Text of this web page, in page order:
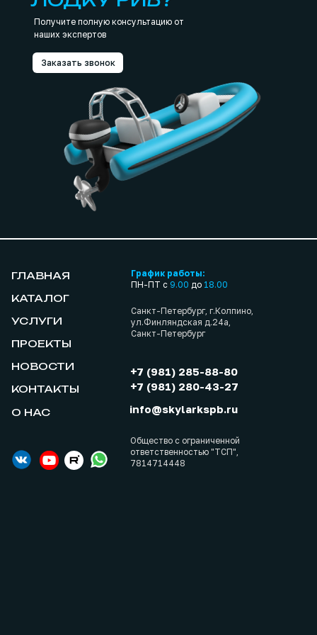
Получите полную консультацию от
наших экспертов
Заказать звонок
КОНТАКТЫ
НОВОСТИ
КАТАЛОГ
ГЛАВНАЯ
О НАС
ПРОЕКТЫ
УСЛУГИ
График работы:
ПН-ПТ с 9.00 до 18.00
Санкт-Петербург, г.Колпино,
ул.Финляндская д.24а,
Санкт-Петербург
Общество с ограниченной
ответственностью "ТСП",
7814714448
+7 (981) 285-88-80
+7 (981) 280-43-27
info@skylarkspb.ru